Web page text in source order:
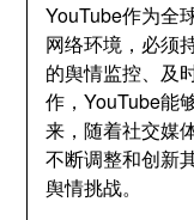
YouTube作为全
网络环境，必须
的舆情监控、及
作，YouTube能
来，随着社交媒
不断调整和创新
舆情挑战。